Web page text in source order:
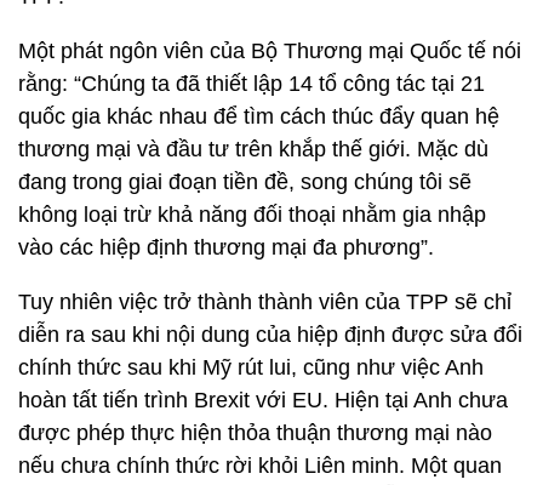
Một phát ngôn viên của Bộ Thương mại Quốc tế nói
rằng: “Chúng ta đã thiết lập 14 tổ công tác tại 21
quốc gia khác nhau để tìm cách thúc đẩy quan hệ
thương mại và đầu tư trên khắp thế giới. Mặc dù
đang trong giai đoạn tiền đề, song chúng tôi sẽ
không loại trừ khả năng đối thoại nhằm gia nhập
vào các hiệp định thương mại đa phương”.
Tuy nhiên việc trở thành thành viên của TPP sẽ chỉ
diễn ra sau khi nội dung của hiệp định được sửa đổi
chính thức sau khi Mỹ rút lui, cũng như việc Anh
hoàn tất tiến trình Brexit với EU. Hiện tại Anh chưa
được phép thực hiện thỏa thuận thương mại nào
nếu chưa chính thức rời khỏi Liên minh. Một quan